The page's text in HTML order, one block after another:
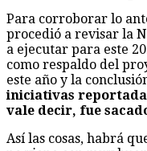
Para corroborar lo
procedió a revisar la
a ejecutar para este
como respaldo del
este año y la
iniciativas
vale decir, fue
Así las cosas, habrá